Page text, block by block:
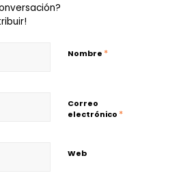
Nombre *
Correo
electrónico *
Web